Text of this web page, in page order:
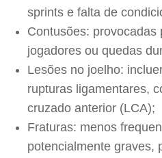
sprints e falta de
Contusões: provocadas
jogadores ou quedas
Lesões no joelho:
rupturas ligamentares,
cruzado anterior (LCA);
Fraturas: menos
potencialmente graves,